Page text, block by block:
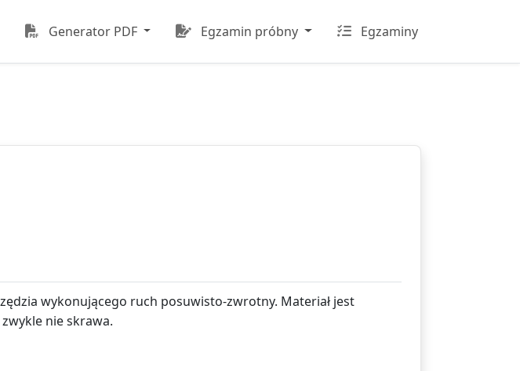
Generator PDF Egzamin próbny Egzaminy
wykonującego ruch posuwisto-zwrotny. Materiał jest
nie skrawa.